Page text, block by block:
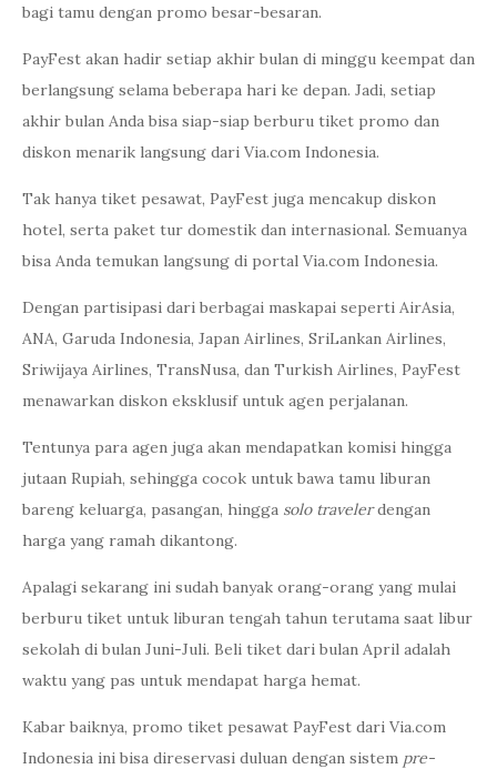
bagi tamu dengan promo besar-besaran.
PayFest akan hadir setiap akhir bulan di minggu keempat dan
berlangsung selama beberapa hari ke depan. Jadi, setiap
akhir bulan Anda bisa siap-siap berburu tiket promo dan
diskon menarik langsung dari Via.com Indonesia.
Tak hanya tiket pesawat, PayFest juga mencakup diskon
hotel, serta paket tur domestik dan internasional. Semuanya
bisa Anda temukan langsung di portal Via.com Indonesia.
Dengan partisipasi dari berbagai maskapai seperti AirAsia,
ANA, Garuda Indonesia, Japan Airlines, SriLankan Airlines,
Sriwijaya Airlines, TransNusa, dan Turkish Airlines, PayFest
menawarkan diskon eksklusif untuk agen perjalanan.
Tentunya para agen juga akan mendapatkan komisi hingga
jutaan Rupiah, sehingga cocok untuk bawa tamu liburan
bareng keluarga, pasangan, hingga solo travelerdengan
harga yang ramah dikantong.
Apalagi sekarang ini sudah banyak orang-orang yang mulai
berburu tiket untuk liburan tengah tahun terutama saat libur
sekolah di bulan Juni-Juli. Beli tiket dari bulan April adalah
waktu yang pas untuk mendapat harga hemat.
Kabar baiknya, promo tiket pesawat PayFest dari Via.com
Indonesia ini bisa direservasi duluan dengan sistem pre-